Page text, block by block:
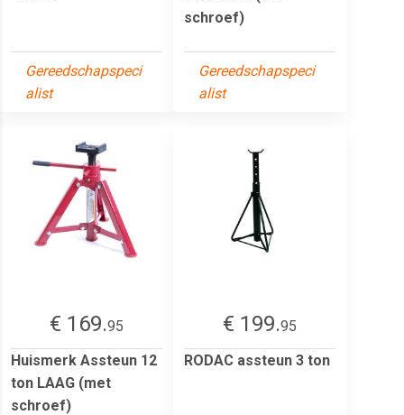
Gereedschapspeci
alist
schroef)
Gereedschapspeci
alist
€ 169.95
Huismerk Assteun 12
ton LAAG (met
schroef)
€ 199.95
RODAC assteun 3 ton